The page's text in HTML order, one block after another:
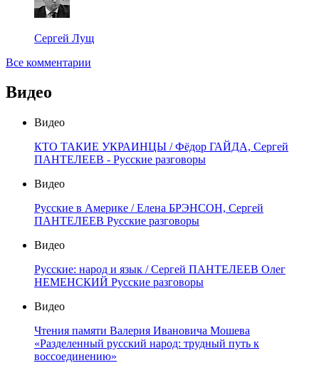
Сергей Лущ
Все комментарии
Видео
Видео
КТО ТАКИЕ УКРАИНЦЫ / Фёдор ГАЙДА, Сергей
ПАНТЕЛЕЕВ - Русские разговоры
Видео
Русские в Америке / Елена БРЭНСОН, Сергей
ПАНТЕЛЕЕВ Русские разговоры
Видео
Русские: народ и язык / Сергей ПАНТЕЛЕЕВ Олег
НЕМЕНСКИЙ Русские разговоры
Видео
Чтения памяти Валерия Ивановича Мошева
«Разделенный русский народ: трудный путь к
воссоединению»